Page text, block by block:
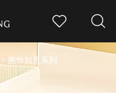
腕饰如意系列